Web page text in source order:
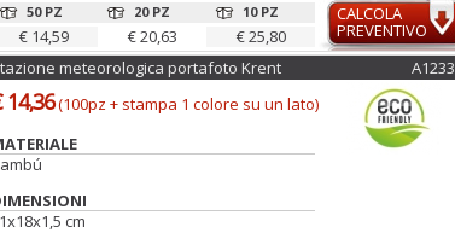
50 PZ
€ 14,59
20 PZ
€ 20,63
10 PZ
€ 25,80
CALCOLA
PREVENTIVO
meteorologica portafoto Krent A1233
14,36(100pz + stampa 1 colore su un lato)
cm